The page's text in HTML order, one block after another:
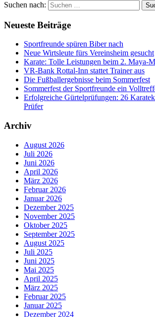
Suchen nach:
Neueste Beiträge
Sportfreunde spüren Biber nach
Neue Wirtsleute fürs Vereinsheim gesucht
Karate: Tolle Leistungen beim 2. Maya-
VR-Bank Rottal-Inn stattet Trainer aus
Die Fußballergebnisse beim Sommerfest
Sommerfest der Sportfreunde ein
Erfolgreiche Gürtelprüfungen: 26
Prüfer
Archiv
August 2026
Juli 2026
Juni 2026
April 2026
März 2026
Februar 2026
Januar 2026
Dezember 2025
November 2025
Oktober 2025
September 2025
August 2025
Juli 2025
Juni 2025
Mai 2025
April 2025
März 2025
Februar 2025
Januar 2025
Dezember 2024